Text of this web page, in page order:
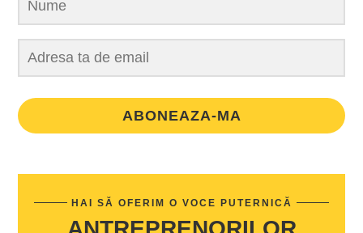
ABONEAZA-MA
HAI SĂ OFERIM O VOCE PUTERNICĂ